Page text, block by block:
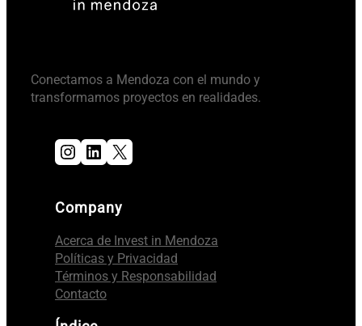
Conectamos a Mendoza con el mundo y
transformamos proyectos en realidades.
Instagram LinkedIn X
Company
Acerca de Invest in Mendoza
Políticas y Privacidad
Términos y Responsabilidad
Contacto